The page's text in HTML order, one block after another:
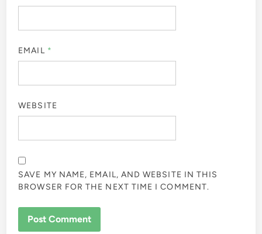
EMAIL *
WEBSITE
SAVE MY NAME, EMAIL, AND WEBSITE IN THIS
BROWSER FOR THE NEXT TIME I COMMENT.